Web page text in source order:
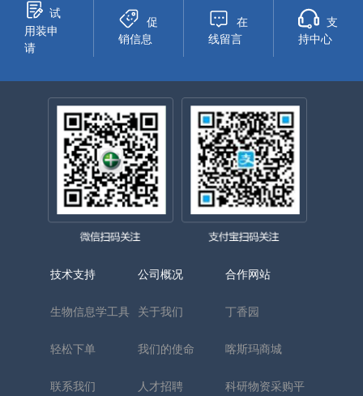
试
用装申
请
促
销信息
在
线留言
支
持中心
技术支持
生物信息学工具
轻松下单
联系我们
公司概况
关于我们
我们的使命
人才招聘
合作网站
丁香园
喀斯玛商城
科研物资采购平